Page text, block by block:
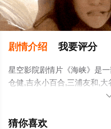
剧情介绍 我要评分
星空影院剧情片《海峡》是
仓健,吉永小百合,三浦友和,
山正一,小林稔侍,东野英心,
河村弘二,寺岛达夫,中田博久,
猜你喜欢